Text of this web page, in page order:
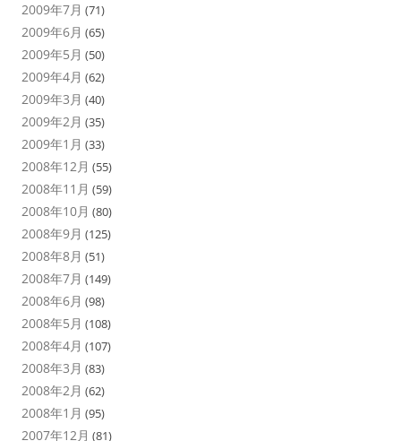
2009年7月 (71)
2009年6月 (65)
2009年5月 (50)
2009年4月 (62)
2009年3月 (40)
2009年2月 (35)
2009年1月 (33)
2008年12月 (55)
2008年11月 (59)
2008年10月 (80)
2008年9月 (125)
2008年8月 (51)
2008年7月 (149)
2008年6月 (98)
2008年5月 (108)
2008年4月 (107)
2008年3月 (83)
2008年2月 (62)
2008年1月 (95)
2007年12月 (81)